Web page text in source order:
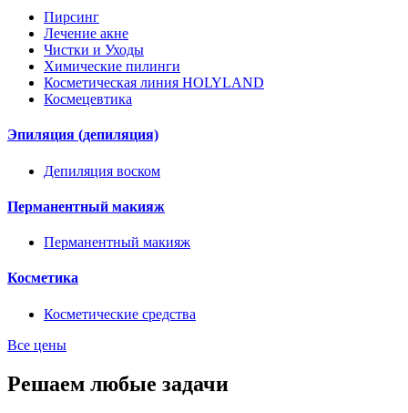
Пирсинг
Лечение акне
Чистки и Уходы
Химические пилинги
Косметическая линия HOLYLAND
Космецевтика
Эпиляция (депиляция)
Депиляция воском
Перманентный макияж
Перманентный макияж
Косметика
Косметические средства
Все цены
Решаем любые задачи